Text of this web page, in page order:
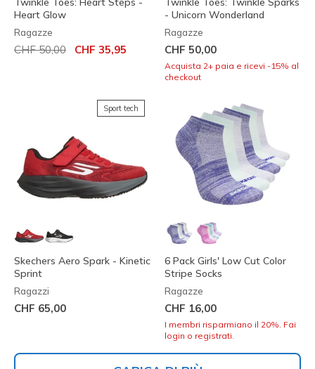
Heart Glow
Ragazze
Prezzo ridotto da
CHF 50,00 per
CHF 35,95
- Unicorn Wonderland
Ragazze
CHF 50,00
Acquista 2+ paia e ricevi -15% al
checkout
Sport tech
Skechers Aero Spark - Kinetic
Sprint
Ragazzi
CHF 65,00
6 Pack Girls' Low Cut Color
Stripe Socks
Ragazze
CHF 16,00
I membri risparmiano il 20%. Fai
login o registrati.